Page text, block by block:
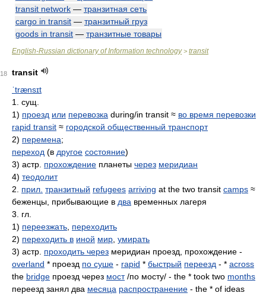
transit network — транзитная сеть
cargo in transit — транзитный груз
goods in transit — транзитные товары
English-Russian dictionary of Information technology> transit
18
transit
ˈtrænsɪt
1. сущ.
1) проезд или перевозка during/in transit ≈ во время перевозки
rapid transit ≈ городской общественный транспорт
2) перемена;
переход (в другое состояние)
3) астр. прохождение планеты через меридиан
4) теодолит
2. прил. транзитный refugees arriving at the two transit camps ≈
беженцы, прибывающие в два временных лагеря
3. гл.
1) переезжать переходить
2) переходить в иной мир умирать
3) астр. проходить через меридиан проезд, прохождение -
overland * проезд по суше - rapid * быстрый переезд - * across
the bridge проезд через мост/по мосту/ - the * took two months
переезд занял два месяца распространение - the * of ideas